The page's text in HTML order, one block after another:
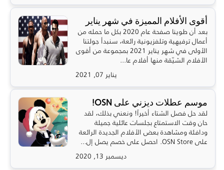
أقوى الأفلام المميزة في شهر يناير
بعد أن طوينا صفحة عام 2020 بكل ما حمله من
أعمال ترفيهية وتلفزيونية رائعة، سنبدأ جولتنا
الأولى في شهر يناير 2021 بمجموعة من أقوى
الأفلام الشيّقة منها أفلام عا...
يناير 07, 2021
موسم عطلات ديزني على OSN!
لقد حل فصل الشتاء أخيراً! ونعني بذلك، لقد
حان وقت الاستمتاع بجلسات عائلية جميلة
ودافئة ومشاهدة بعض الأفلام الجديدة الرائعة
على OSN Store. احصل على خصم يصل إل...
ديسمبر 13, 2020